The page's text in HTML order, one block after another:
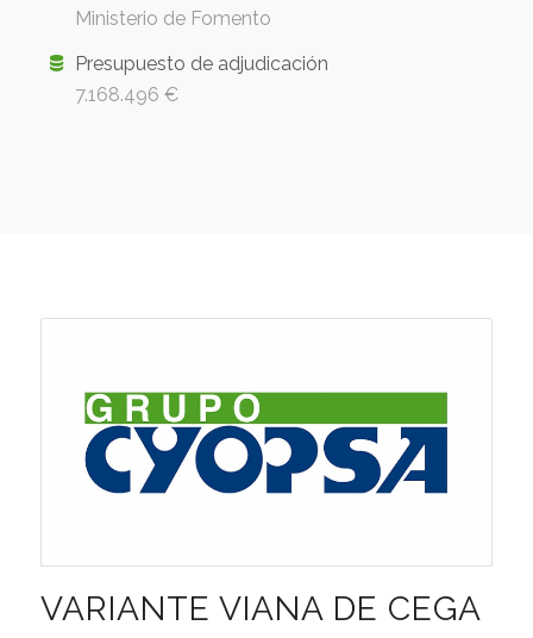
Ministerio de Fomento
Presupuesto de adjudicación
7.168.496 €
VARIANTE VIANA DE CEGA